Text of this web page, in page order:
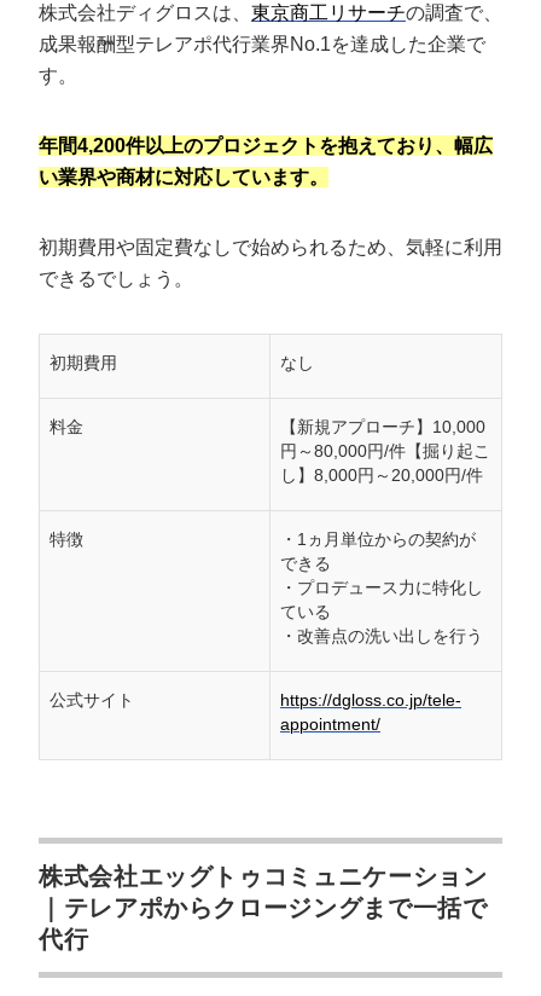
株式会社ディグロスは、 東京商工リサーチの調査で、
成果報酬型テレアポ代行業界No.1を達成した企業で
す。
年間4,200件以上のプロジェクトを抱えており、幅広
い業界や商材に対応しています。
初期費用や固定費なしで始められるため、気軽に利用
できるでしょう。
初期費用 なし
料金
【新規アプローチ】10,000
円～80,000円/件【掘り起こ
し】8,000円～20,000円/件
特徴
・1ヵ月単位からの契約が
できる
・プロデュース力に特化し
ている
・改善点の洗い出しを行う
公式サイト
https://dgloss.co.jp/tele-
appointment/
株式会社エッグトゥコミュニケーション
｜テレアポからクロージングまで一括で
代行